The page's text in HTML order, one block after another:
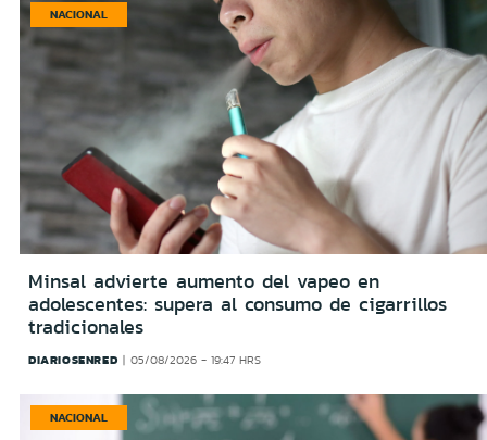
NACIONAL
Minsal advierte aumento del vapeo en
adolescentes: supera al consumo de cigarrillos
tradicionales
DIARIOSENRED 05/08/2026 - 19:47 HRS
NACIONAL